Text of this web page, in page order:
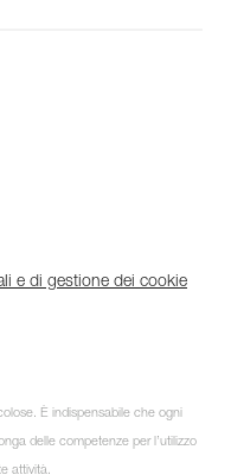
e di gestione dei cookie
È indispensabile che ogni
delle competenze per l’utilizzo
attività.